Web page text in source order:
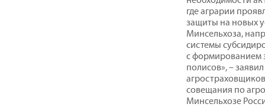
где аграрии
защиты на новых
Минсельхоза,
системы
с формированием
полисов», –
совещания по
Минсельхозе